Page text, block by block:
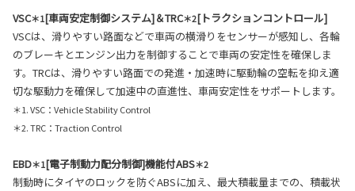
VSC＊1[車両安定制御システム]＆TRC＊2[トラクションコントロール]
VSCは、滑りやすい路面などで車両の横滑りをセンサーが感知し、各輪
のブレーキとエンジン出力を制御することで車両の安定性を確保しま
す。TRCは、滑りやすい路面での発進・加速時に駆動輪の空転を抑え適
切な駆動力を確保して加速中の直進性、車両安定性をサポートします。
＊1. VSC：Vehicle Stability Control
＊2. TRC：Traction Control
EBD＊1[電子制動力配分制御]機能付ABS＊2
制動時にタイヤのロックを防ぐABSに加え、最大積載量までの、積載状